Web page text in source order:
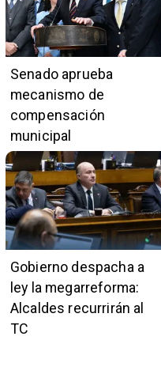
Senado aprueba
mecanismo de
compensación
municipal
Gobierno despacha a
ley la megarreforma:
Alcaldes recurrirán al
TC